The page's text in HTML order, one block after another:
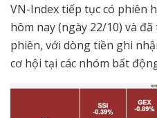
VN-Index tiếp tục có phiên
hôm nay (ngày 22/10) và
phiên, với dòng tiền ghi
cơ hội tại các nhóm bất